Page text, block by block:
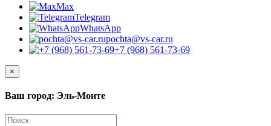
Max
Telegram
WhatsApp
pochta@vs-car.ru
+7 (968) 561-73-69
×
Ваш город: Эль-Монте